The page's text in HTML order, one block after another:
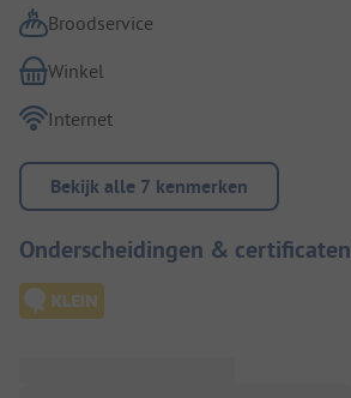
Broodservice
Winkel
Internet
Bekijk alle 7 kenmerken
Onderscheidingen & certificaten